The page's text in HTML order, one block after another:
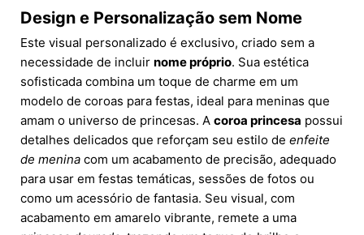
Design e Personalização sem Nome
Este visual personalizado é exclusivo, criado sem a
necessidade de incluir nome próprio. Sua estética
sofisticada combina um toque de charme em um
modelo de coroas para festas, ideal para meninas que
amam o universo de princesas. A coroa princesa possui
detalhes delicados que reforçam seu estilo de enfeite
de menina com um acabamento de precisão, adequado
para usar em festas temáticas, sessões de fotos ou
como um acessório de fantasia. Seu visual, com
acabamento em amarelo vibrante, remete a uma